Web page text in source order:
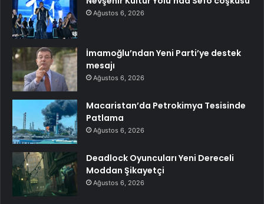
Ağustos 6, 2026
İmamoğlu’ndan Yeni Parti’ye destek
mesajı
Ağustos 6, 2026
Macaristan’da Petrokimya Tesisinde
Patlama
Ağustos 6, 2026
Deadlock Oyuncuları Yeni Dereceli
Moddan Şikayetçi
Ağustos 6, 2026